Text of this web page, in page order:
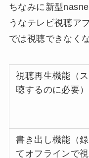
ちなみに新型
うなテレビ視聴ア
では視聴できなく
視聴再生機能（
聴するのに必要）
書き出し機能（
てオフラインで